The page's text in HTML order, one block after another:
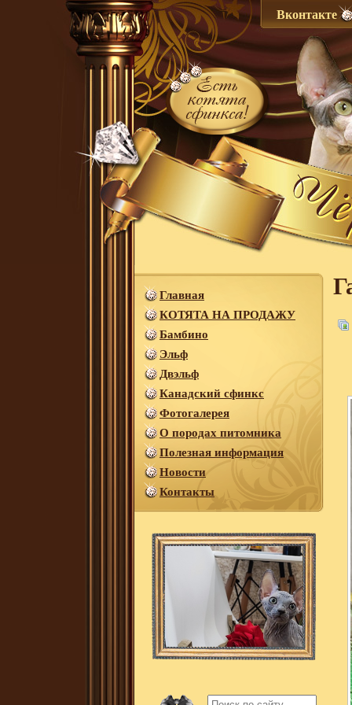
Вконтакте
Главная
КОТЯТА НА ПРОДАЖУ
Бамбино
Эльф
Двэльф
Канадский сфинкс
Фотогалерея
О породах питомника
Полезная информация
Новости
Контакты